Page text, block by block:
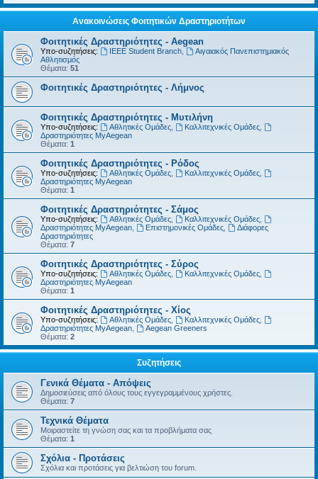
Ανακοινώσεις Φοιτητικών Δραστηριοτήτων
Φοιτητικές Δραστηριότητες - Aegean
Υπο-συζητήσεις: IEEE Student Branch,
Αιγαιακός Πανεπιστημιακός
Αθλητισμός
Θέματα: 51
Φοιτητικές Δραστηριότητες - Λήμνος
Φοιτητικές Δραστηριότητες - Μυτιλήνη
Υπο-συζητήσεις: Αθλητικές Ομάδες, Καλλιτεχνικές Ομάδες,
Δραστηριότητες MyAegean
Θέματα: 1
Φοιτητικές Δραστηριότητες - Ρόδος
Υπο-συζητήσεις: Αθλητικές Ομάδες, Καλλιτεχνικές Ομάδες,
Δραστηριότητες MyAegean
Θέματα: 1
Φοιτητικές Δραστηριότητες - Σάμος
Υπο-συζητήσεις: Αθλητικές Ομάδες, Καλλιτεχνικές Ομάδες,
Δραστηριότητες MyAegean
Επιστημονικές Ομάδες,
Διάφορες
Δραστηριότητες
Θέματα: 7
Φοιτητικές Δραστηριότητες - Σύρος
Υπο-συζητήσεις: Αθλητικές Ομάδες, Καλλιτεχνικές Ομάδες,
Δραστηριότητες MyAegean
Θέματα: 1
Φοιτητικές Δραστηριότητες - Χίος
Υπο-συζητήσεις: Αθλητικές Ομάδες, Καλλιτεχνικές Ομάδες,
Δραστηριότητες MyAegean
Aegean Greeners
Θέματα: 2
Συζητήσεις
Γενικά Θέματα - Απόψεις
Δημοσιεύσεις από όλους τους εγγεγραμμένους χρήστες.
Θέματα: 7
Τεχνικά Θέματα
Μοιραστείτε τη γνώση σας και τα προβλήματα σας
Θέματα: 1
Σχόλια - Προτάσεις
Σχόλια και προτάσεις για βελτιώση του forum.